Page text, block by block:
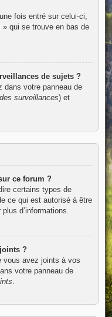
fois entré sur celui-ci,
qui se trouve en bas de
de sujets ?
dans votre panneau de
surveillances) et
ce forum ?
certains types de
ce qui est autorisé à être
d’informations.
?
vous avez joints à vos
votre panneau de
.